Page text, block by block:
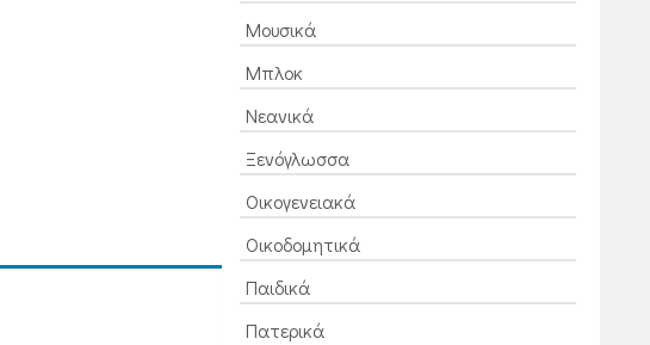
Μουσικά
Μπλοκ
Νεανικά
Ξενόγλωσσα
Οικογενειακά
Οικοδομητικά
Παιδικά
Πατερικά